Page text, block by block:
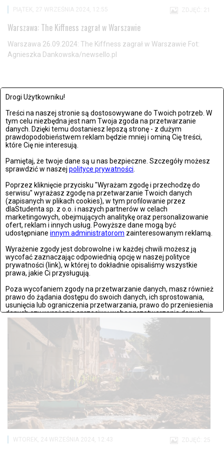
Drogi Użytkowniku!
Treści na naszej stronie są dostosowywane do Twoich potrzeb. W
tym celu niezbędna jest nam Twoja zgoda na przetwarzanie
danych. Dzięki temu dostaniesz lepszą stronę - z dużym
prawdopodobieństwem reklam będzie mniej i ominą Cię treści,
które Cię nie interesują.
Pamiętaj, że twoje dane są u nas bezpieczne. Szczegóły możesz
sprawdzić w naszej polityce prywatności
Poprzez kliknięcie przycisku "Wyrażam zgodę i przechodzę do
serwisu" wyrażasz zgodę na przetwarzanie Twoich danych
(zapisanych w plikach cookies), w tym profilowanie przez
dlaStudenta sp. z o.o. i naszych partnerów w celach
marketingowych, obejmujących analitykę oraz personalizowanie
ofert, reklam i innych usług. Powyższe dane mogą być
udostępniane innym administratorom zainteresowanym reklamą.
Wyrażenie zgody jest dobrowolne i w każdej chwili możesz ją
wycofać zaznaczając odpowiednią opcję w naszej polityce
prywatności (link), w której to dokładnie opisaliśmy wszystkie
prawa, jakie Ci przysługują.
Poza wycofaniem zgody na przetwarzanie danych, masz również
prawo do żądania dostępu do swoich danych, ich sprostowania,
usunięcia lub ograniczenia przetwarzania, prawo do przeniesienia
danych czy wyrażenia sprzeciwu wobec przetwarzania danych.
Jeżeli nie chcesz wyrazić zgody na przetwarzanie plików cookies,
przejdź do
ustawień zaawansowanych
Wyrażam zgodę i przechodzę do serwisu
ZDJĘĆ: 21
PIĄTEK, 27 WRZEŚNIA 2024, 12:55
Warszawa: The Kiffness zagrał w Warszawie
Warszawa 26.09.2024: The Kiffness zagrał w Warszawie Fot:
Agnieszka Dankowska/newsello.pl
ZDJĘĆ: 26
ŚRODA, 25 WRZEŚNIA 2024, 15:43
Wrocław: Romeo i Julia - próba prasowa we wrocławskim Teatrze
Capitol
Wrocław 25.09.2024: Romeo i Julia - próba prasowa we
wrocławskim Teatrze Capitol Fot: Krzysztof Zatycki/newsello.pl
ZDJĘĆ: 25
WTOREK, 24 WRZEŚNIA 2024, 12:43